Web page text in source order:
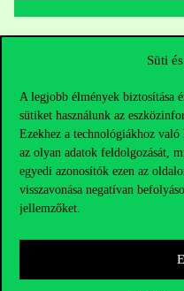
Süti
A legjobb élmények biztosítása
sütiket használunk az
Ezekhez a technológiákhoz való
az olyan adatok feldolgozását,
egyedi azonosítók ezen az
visszavonása negatívan
jellemzőket.
Kérdésed van a felvételivel
Oktatói elérhetőségek
HUB jelenlegi hallgatóinknak
Sajtó: